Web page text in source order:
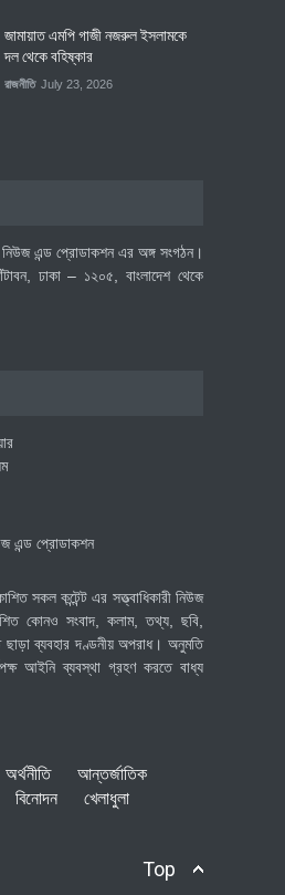
জামায়াত এমপি গাজী নজরুল ইসলামকে
দল থেকে বহিষ্কার
রাজনীতি July 23, 2026
এন্ড প্রোডাকশন এর অঙ্গ সংগঠন।
ঢাকা – ১২০৫, বাংলাদেশ থেকে
এন্ড প্রোডাকশন
সকল কন্টেন্ট এর সত্ত্বাধিকারী নিউজ
কোনও সংবাদ, কলাম, তথ্য, ছবি,
ছাড়া ব্যবহার দণ্ডনীয় অপরাধ। অনুমতি
আইনি ব্যবস্থা গ্রহণ করতে বাধ্য
অর্থনীতি
আন্তর্জাতিক
বিনোদন খেলাধুলা
Top